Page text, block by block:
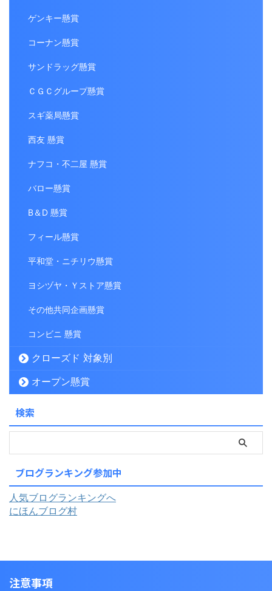
ゲンキー懸賞
コーナン懸賞
サンドラッグ懸賞
ＣＧＣグループ懸賞
スギ薬局懸賞
西友 懸賞
ナフコ・不二屋 懸賞
バロー懸賞
B＆D 懸賞
フィール懸賞
平和堂・ニチリウ懸賞
ヨシヅヤ・Ｙストア懸賞
その他共同企画懸賞
コンビニ 懸賞
クローズド 対象別
オープン懸賞
検索
ブログランキング参加中
人気ブログランキングへ
にほんブログ村
注意事項